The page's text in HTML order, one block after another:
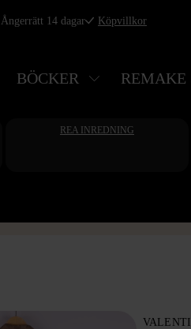
Ångerrätt 14 dagar Köpvillkor
BÖCKER REMAKE
REA INREDNING